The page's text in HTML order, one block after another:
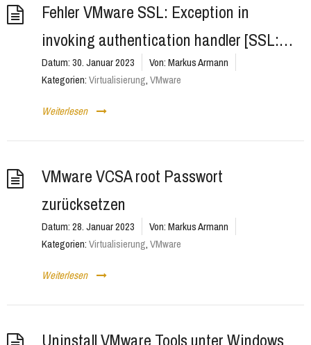
Fehler VMware SSL: Exception in
invoking authentication handler [SSL:…
Datum:30. Januar 2023 Von:Markus Armann
Kategorien:Virtualisierung,VMware
Weiterlesen
VMware VCSA root Passwort
zurücksetzen
Datum:28. Januar 2023 Von:Markus Armann
Kategorien:Virtualisierung,VMware
Weiterlesen
Uninstall VMware Tools unter Windows